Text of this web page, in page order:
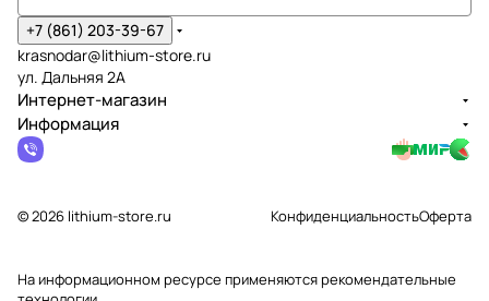
+7 (861) 203-39-67
krasnodar@lithium-store.ru
ул. Дальняя 2А
Интернет-магазин
Информация
© 2026 lithium-store.ru КонфиденциальностьОферта
На информационном ресурсе применяютсярекомендательные